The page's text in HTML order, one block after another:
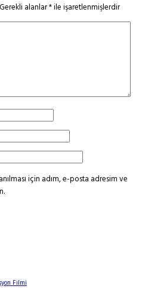
Gerekli alanlar*ile işaretlenmişlerdir
için adım, e-posta adresim ve
Filmi